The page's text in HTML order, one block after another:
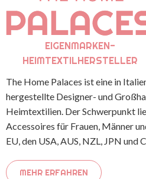
EIGENMARKEN-
HEIMTEXTILHERSTELLER
The Home Palaces ist eine in
hergestellte Designer- und
Heimtextilien. Der Schwerpunkt
Accessoires für Frauen, Männer
EU, den USA, AUS, NZL, JPN und
MEHR ERFAHREN